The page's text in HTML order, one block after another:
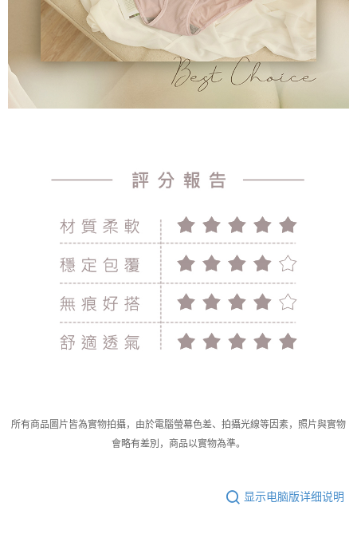
所有商品圖片皆為實物拍攝，由於電腦螢幕色差、拍攝光線等因素，照片與實物
會略有差別，商品以實物為準。
显示电脑版详细说明